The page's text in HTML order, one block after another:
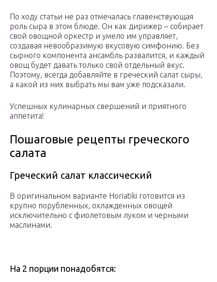
По ходу статьи не раз отмечалась главенствующая
роль сыра в этом блюде. Он как дирижер – собирает
свой овощной оркестр и умело им управляет,
создавая невообразимую вкусовую симфонию. Без
сырного компонента ансамбль развалится, и каждый
овощ будет давать только свой отдельный вкус.
Поэтому, всегда добавляйте в греческий салат сыры,
а какой из них выбрать мы вам уже подсказали.
Успешных кулинарных свершений и приятного
аппетита!
Пошаговые рецепты греческого
салата
Греческий салат классический
В оригинальном варианте Horiatiki готовится из
крупно порубленных, охлажденных овощей
исключительно с фиолетовым луком и черными
маслинами.
На 2 порции понадобятся: